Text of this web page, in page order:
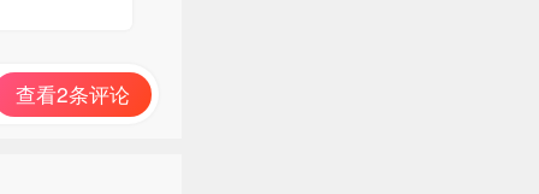
查看2条评论